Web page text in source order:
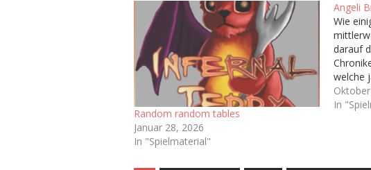
Random random tables
Januar 28, 2026
In "Spielmaterial"
Angeli
Wie
darauf
welche
Welt
haben
In